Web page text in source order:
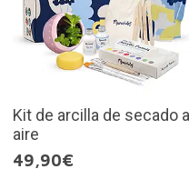
Kit de arcilla de secado al
aire
49,90€